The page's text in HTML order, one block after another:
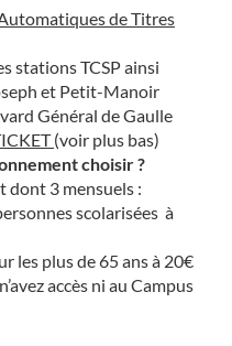
de Titres
stations TCSP ainsi
et Petit-Manoir
Général de Gaulle
(voir plus bas)
choisir ?
dont 3 mensuels :
scolarisées à
les plus de 65 ans à 20€
accès ni au Campus